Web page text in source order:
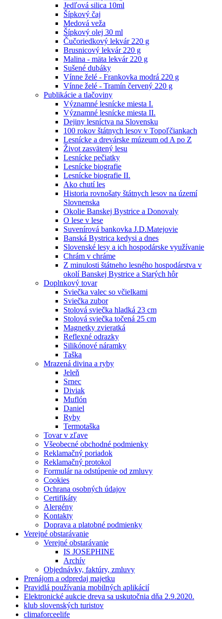
Jedľová silica 10ml
Šípkový čaj
Medová veža
Šípkový olej 30 ml
Čučoriedkový lekvár 220 g
Brusnicový lekvár 220 g
Malina - mäta lekvár 220 g
Sušené dubáky
Vínne želé - Frankovka modrá 220 g
Vínne želé - Tramín červený 220 g
Publikácie a tlačoviny
Významné lesnícke miesta I.
Významné lesnícke miesta II.
Dejiny lesníctva na Slovensku
100 rokov štátnych lesov v Topoľčiankach
Lesnícke a drevárske múzeum od A po Z
Život zasvätený lesu
Lesnícke pečiatky
Lesnícke biografie
Lesnícke biografie II.
Ako chutí les
Historia rovnošaty štátnych lesov na území
Slovnenska
Okolie Banskej Bystrice a Donovaly
O lese v lese
Suvenírová bankovka J.D.Matejovie
Banská Bystrica kedysi a dnes
Slovenské lesy a ich hospodárske využívanie
Chrám v chráme
Z minulosti štátneho lesného hospodárstva v
okolí Banskej Bystrice a Starých hôr
Doplnkový tovar
Sviečka valec so včielkami
Sviečka zubor
Stolová sviečka hladká 23 cm
Stolová sviečka točená 25 cm
Magnetky zvieratká
Reflexné odrazky
Silikónové náramky
Taška
Mrazená divina a ryby
Jeleň
Srnec
Diviak
Muflón
Daniel
Ryby
Termotaška
Tovar v zľave
Všeobecné obchodné podmienky
Reklamačný poriadok
Reklamačný protokol
Formulár na odstúpenie od zmluvy
Cookies
Ochrana osobných údajov
Certifikáty
Alergény
Kontakty
Doprava a platobné podmienky
Verejné obstarávanie
Verejné obstarávanie
IS JOSEPHINE
Archív
Objednávky, faktúry, zmluvy
Prenájom a odpredaj majetku
Pravidlá používania mobilných aplikácií
Elektronické aukcie dreva sa uskutočnia dňa 2.9.2020.
klub slovenských turistov
climaforceelife